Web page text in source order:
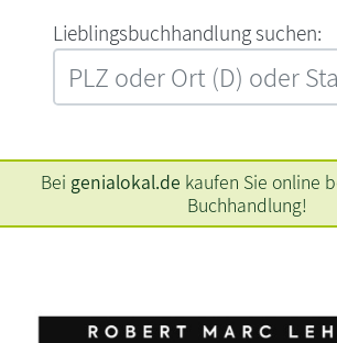
L‍i‍e‍b‍l‍i‍n‍g‍s‍b‍u‍c‍h‍h‍a‍n‍d‍l‍u‍n‍g‍ ‍s‍u‍c‍h‍e‍n‍:‍
Bei genialokal.de kaufen Sie online
Buchhandlung!